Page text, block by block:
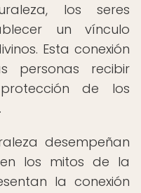
los seres
un vínculo
Esta conexión
personas recibir
de los
desempeñan
los mitos de la
la conexión